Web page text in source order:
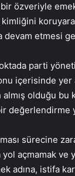
özveriyle
kimliğini
devam etmesi
parti
içerisinde yer
olduğu bu
değerlendirme
sürecine
açmamak ve
adına, istifa